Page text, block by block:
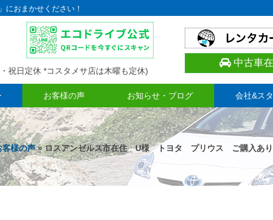
におまかせください！
祝日定休 *コスタメサ店は木曜も定休)
中古車
お客様の声 お知らせ・ブログ 会社&ス
客様の声» ロスアンゼルス市在住 U様 トヨタ プリウス ご購入あり